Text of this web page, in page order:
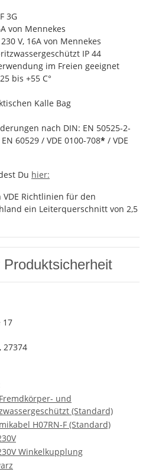
3G
von Mennekes
V, 16A von Mennekes
IP 44
im Freien geeignet
bis +55 C°
Kalle Bag
nach DIN: EN 50525-2-
60529 / VDE 0100-708* / VDE
Du hier:
Richtlinien für den
ein Leiterquerschnitt von 2,5
17
27374
und
(Standard)
H07RN-F (Standard)
Winkelkupplung